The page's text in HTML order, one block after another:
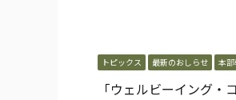
トピックス 最新のおしらせ 本
「ウェルビーイング